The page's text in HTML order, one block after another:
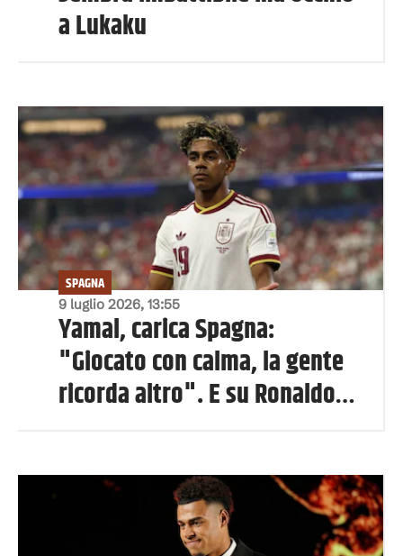
a Lukaku
9 luglio 2026, 13:55
SPAGNA
Yamal, carica Spagna:
"Giocato con calma, la gente
ricorda altro". E su Ronaldo…